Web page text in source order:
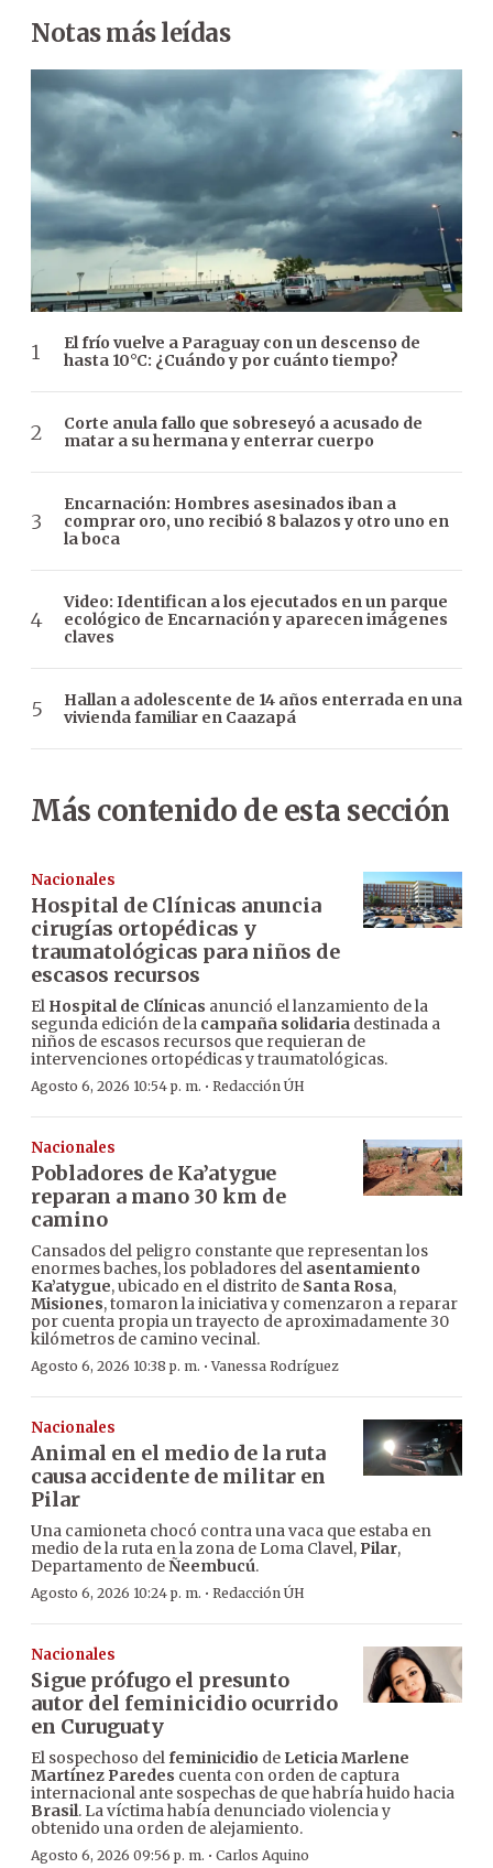
Notas más leídas
El frío vuelve a Paraguay con un descenso de
hasta 10°C: ¿Cuándo y por cuánto tiempo?
Corte anula fallo que sobreseyó a acusado de
matar a su hermana y enterrar cuerpo
Encarnación: Hombres asesinados iban a
comprar oro, uno recibió 8 balazos y otro uno en
la boca
Video: Identifican a los ejecutados en un parque
ecológico de Encarnación y aparecen imágenes
claves
Hallan a adolescente de 14 años enterrada en una
vivienda familiar en Caazapá
Más contenido de esta sección
Nacionales
Hospital de Clínicas anuncia
cirugías ortopédicas y
traumatológicas para niños de
escasos recursos
El Hospital de Clínicas anunció el lanzamiento de la
segunda edición de la campaña solidaria destinada a
niños de escasos recursos que requieran de
intervenciones ortopédicas y traumatológicas.
Agosto 6, 2026 10:54 p. m. · Redacción ÚH
Nacionales
Pobladores de Ka’atygue
reparan a mano 30 km de
camino
Cansados del peligro constante que representan los
enormes baches, los pobladores del asentamiento
Ka’atygue, ubicado en el distrito de Santa Rosa,
Misiones, tomaron la iniciativa y comenzaron a reparar
por cuenta propia un trayecto de aproximadamente 30
kilómetros de camino vecinal.
Agosto 6, 2026 10:38 p. m. ·Vanessa Rodríguez
Nacionales
Animal en el medio de la ruta
causa accidente de militar en
Pilar
Una camioneta chocó contra una vaca que estaba en
medio de la ruta en la zona de Loma Clavel, Pilar,
Departamento deÑeembucú.
Agosto 6, 2026 10:24 p. m. · Redacción ÚH
Nacionales
Sigue prófugo el presunto
autor del feminicidio ocurrido
en Curuguaty
El sospechoso delfeminicidio de Leticia Marlene
Martínez Paredes cuenta con orden de captura
internacional ante sospechas de que habría huido hacia
Brasil. La víctima había denunciado violencia y
obtenido una orden de alejamiento.
Agosto 6, 2026 09:56 p. m. · Carlos Aquino